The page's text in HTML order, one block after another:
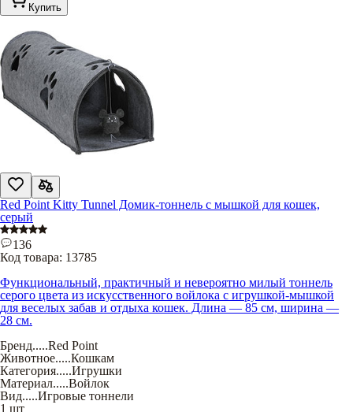
Купить
Red Point Kitty Tunnel Домик-тоннель с мышкой для кошек,
серый
136
Код товара: 13785
Функциональный, практичный и невероятно милый тоннель
серого цвета из искусственного войлока с игрушкой-мышкой
для веселых забав и отдыха кошек. Длина — 85 см, ширина —
28 см.
Бренд.....Red Point
Животное.....Кошкам
Категория.....Игрушки
Материал.....Войлок
Вид.....Игровые тоннели
1 шт